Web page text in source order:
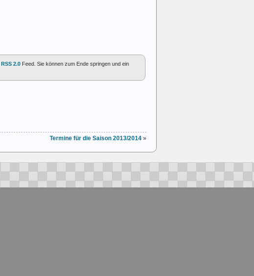
RSS 2.0 Feed. Sie können zum Ende springen und ein
Termine für die Saison 2013/2014 »